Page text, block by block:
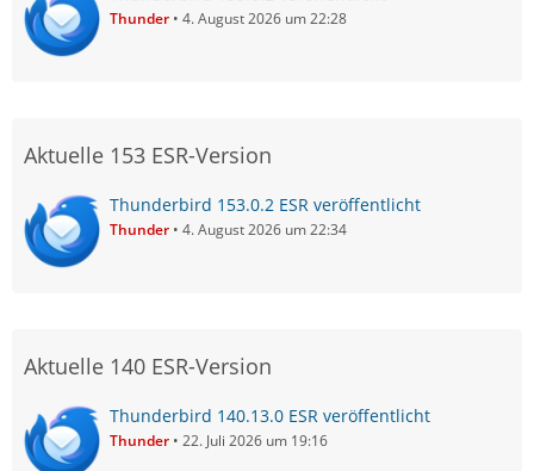
Thunder 4. August 2026 um 22:28
Aktuelle 153 ESR-Version
Thunderbird 153.0.2 ESR veröffentlicht
Thunder 4. August 2026 um 22:34
Aktuelle 140 ESR-Version
Thunderbird 140.13.0 ESR veröffentlicht
Thunder 22. Juli 2026 um 19:16